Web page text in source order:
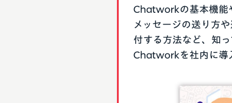
Chatworkの基本機能
メッセージの送り方
付する方法など、知
Chatworkを社内に導